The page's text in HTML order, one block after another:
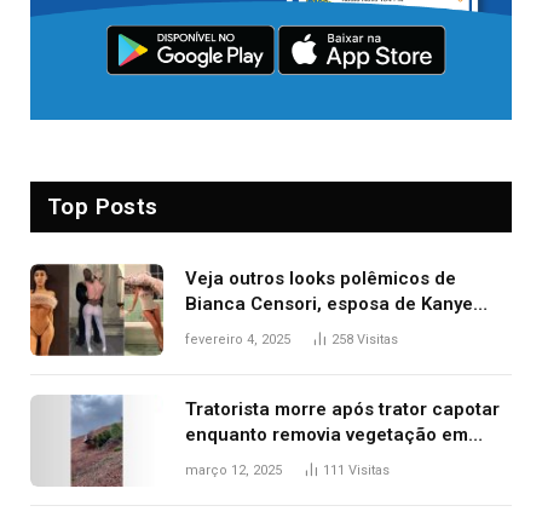
Top Posts
Veja outros looks polêmicos de
Bianca Censori, esposa de Kanye
West que apareceu nua no Grammy
fevereiro 4, 2025 258 Visitas
Tratorista morre após trator capotar
enquanto removia vegetação em
ribanceira de rodovia
março 12, 2025 111 Visitas